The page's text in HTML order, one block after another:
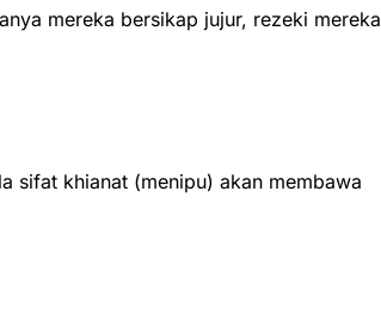
mereka bersikap jujur, rezeki mereka
sifat khianat (menipu) akan membawa